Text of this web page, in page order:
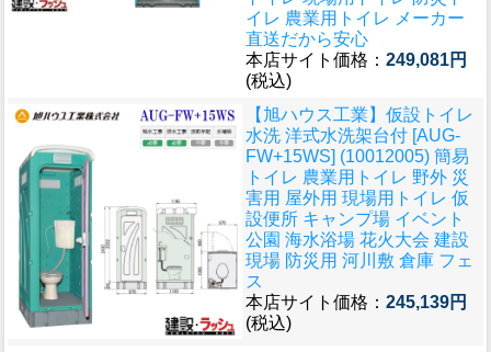
イレ 農業用トイレ メーカー
直送だから安心
本店サイト価格： 249,081円
(税込)
【旭ハウス工業】仮設トイレ
水洗 洋式水洗架台付 [AUG-
FW+15WS] (10012005) 簡易
トイレ 農業用トイレ 野外 災
害用 屋外用 現場用トイレ 仮
設便所 キャンプ場 イベント
公園 海水浴場 花火大会 建設
現場 防災用 河川敷 倉庫 フェ
ス
本店サイト価格： 245,139円
(税込)